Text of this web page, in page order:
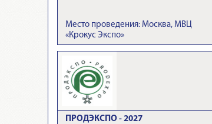
Место проведения: Москва, МВЦ
«Крокус Экспо»
ПРОДЭКСПО - 2027